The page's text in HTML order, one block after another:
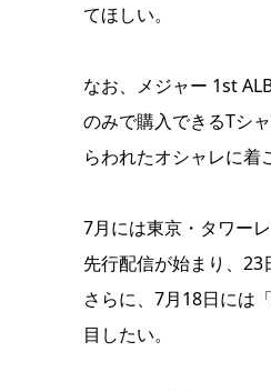
てほしい。
なお、メジャー 1st
のみで購入できるTシ
らわれたオシャレに着
7月には東京・タワー
先行配信が始まり、23
さらに、7月18日には
目したい。